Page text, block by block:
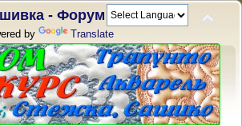
- Форум
by Translate